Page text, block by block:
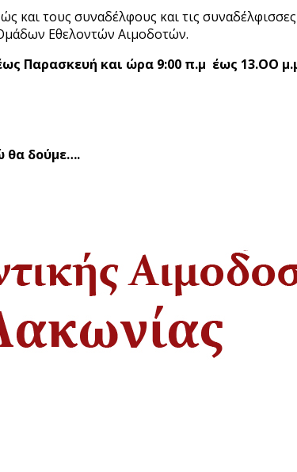
και τους συναδέλφους και τις
Εθελοντών Αιμοδοτών.
Παρασκευή και ώρα 9:00 π.μ έως 13.ΟΟ
θα δούμε….